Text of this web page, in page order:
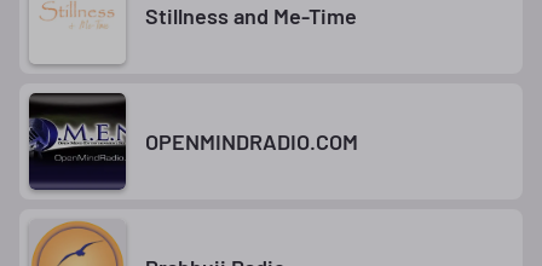
Stillness and Me-Time
OPENMINDRADIO.COM